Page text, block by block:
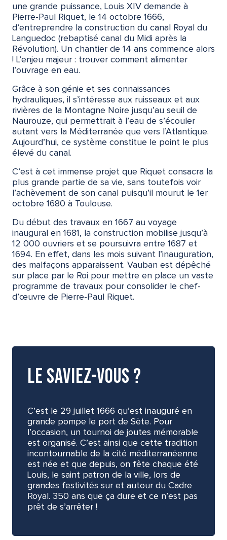
une grande puissance, Louis XIV demande à
Pierre-Paul Riquet, le 14 octobre 1666,
d’entreprendre la construction du canal Royal du
Languedoc (rebaptisé canal du Midi après la
Révolution). Un chantier de 14 ans commence alors
! L’enjeu majeur : trouver comment alimenter
l’ouvrage en eau.
Grâce à son génie et ses connaissances
hydrauliques, il s’intéresse aux ruisseaux et aux
rivières de la Montagne Noire jusqu’au seuil de
Naurouze, qui permettrait à l’eau de s’écouler
autant vers la Méditerranée que vers l’Atlantique.
Aujourd’hui, ce système constitue le point le plus
élevé du canal.
C’est à cet immense projet que Riquet consacra la
plus grande partie de sa vie, sans toutefois voir
l’achèvement de son canal puisqu’il mourut le 1er
octobre 1680 à Toulouse.
Du début des travaux en 1667 au voyage
inaugural en 1681, la construction mobilise jusqu’à
12 000 ouvriers et se poursuivra entre 1687 et
1694. En effet, dans les mois suivant l’inauguration,
des malfaçons apparaissent. Vauban est dépêché
sur place par le Roi pour mettre en place un vaste
programme de travaux pour consolider le chef-
d’œuvre de Pierre-Paul Riquet.
Le saviez-vous ?
C’est le 29 juillet 1666 qu’est inauguré en
grande pompe le port de Sète. Pour
l’occasion, un tournoi de joutes mémorable
est organisé. C’est ainsi que cette tradition
incontournable de la cité méditerranéenne
est née et que depuis, on fête chaque été
Louis, le saint patron de la ville, lors de
grandes festivités sur et autour du Cadre
Royal. 350 ans que ça dure et ce n’est pas
prêt de s’arrêter !